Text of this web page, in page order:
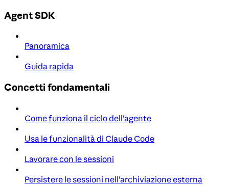
Agent SDK
Panoramica
Guida rapida
Concetti fondamentali
Come funziona il ciclo dell'agente
Usa le funzionalità di Claude Code
Lavorare con le sessioni
Persistere le sessioni nell'archiviazione esterna